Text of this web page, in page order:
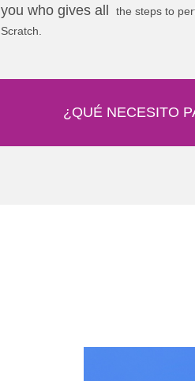
you who gives all
the steps to
Scratch.
¿QUÉ NECESITO